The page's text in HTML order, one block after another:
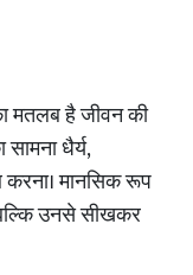
मतलब है जीवन की
धैर्य,
मानसिक रूप
उनसे सीखकर